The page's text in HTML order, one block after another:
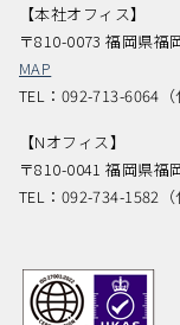
【本社オフィス】
〒810-0073 福岡県福
MAP
TEL：092-713-6064
【Nオフィス】
〒810-0041 福岡県福
TEL：092-734-1582